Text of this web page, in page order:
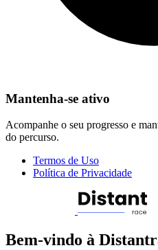
Mantenha-se ativo
Acompanhe o seu progresso e
do percurso.
Termos de Uso
Política de Privacidade
Bem-vindo à